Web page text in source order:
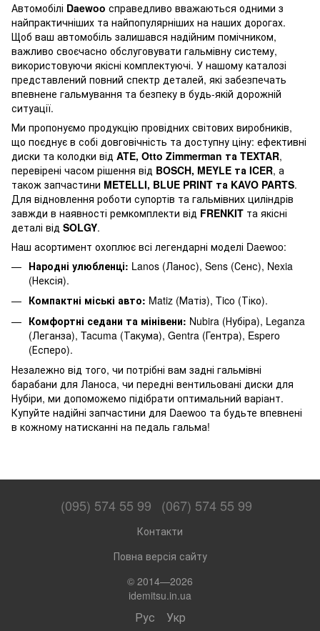
Автомобілі Daewoo справедливо вважаються одними з
найпрактичніших та найпопулярніших на наших дорогах.
Щоб ваш автомобіль залишався надійним помічником,
важливо своєчасно обслуговувати гальмівну систему,
використовуючи якісні комплектуючі. У нашому каталозі
представлений повний спектр деталей, які забезпечать
впевнене гальмування та безпеку в будь-якій дорожній
ситуації.
Ми пропонуємо продукцію провідних світових виробників,
що поєднує в собі довговічність та доступну ціну: ефективні
диски та колодки від ATE, Otto Zimmerman та TEXTAR,
перевірені часом рішення від BOSCH, MEYLE та ICER, а
також запчастини METELLI, BLUE PRINT та KAVO PARTS.
Для відновлення роботи супортів та гальмівних циліндрів
завжди в наявності ремкомплекти від FRENKIT та якісні
деталі від SOLGY.
Наш асортимент охоплює всі легендарні моделі Daewoo:
Народні улюбленці: Lanos (Ланос), Sens (Сенс), Nexia
(Нексія).
Компактні міські авто: Matiz (Матіз), Tico (Тіко).
Комфортні седани та мінівени: Nubira (Нубіра), Leganza
(Леганза), Tacuma (Такума), Gentra (Гентра), Espero
(Есперо).
Незалежно від того, чи потрібні вам задні гальмівні
барабани для Ланоса, чи передні вентильовані диски для
Нубіри, ми допоможемо підібрати оптимальний варіант.
Купуйте надійні запчастини для Daewoo та будьте впевнені
в кожному натисканні на педаль гальма!
(095) 574 55 99 (067) 574 55 99
Контакти
Повна версія сайту
© 2014—2026
idemitsu.in.ua
Рус Укр